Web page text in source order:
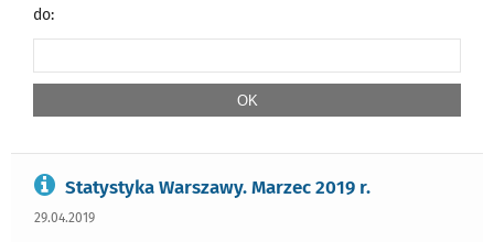
do:
Statystyka Warszawy. Marzec 2019 r.
29.04.2019